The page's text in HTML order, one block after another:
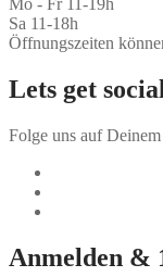
Mo - Fr 11-19h
Sa 11-18h
Öffnungszeiten
Lets get
Folge uns auf
Anmelden &